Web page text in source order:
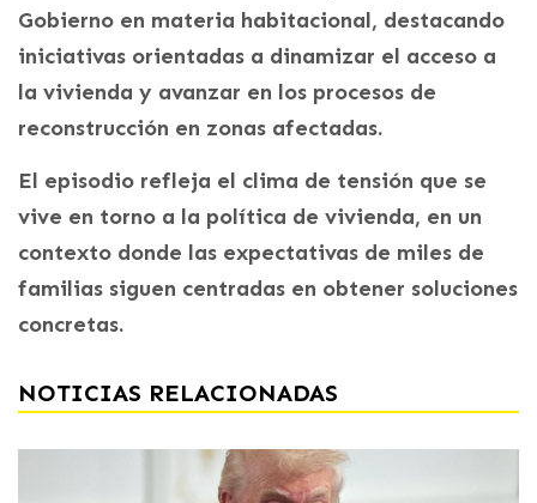
Gobierno en materia habitacional, destacando
iniciativas orientadas a dinamizar el acceso a
la vivienda y avanzar en los procesos de
reconstrucción en zonas afectadas.
El episodio refleja el clima de tensión que se
vive en torno a la política de vivienda, en un
contexto donde las expectativas de miles de
familias siguen centradas en obtener soluciones
concretas.
NOTICIAS RELACIONADAS